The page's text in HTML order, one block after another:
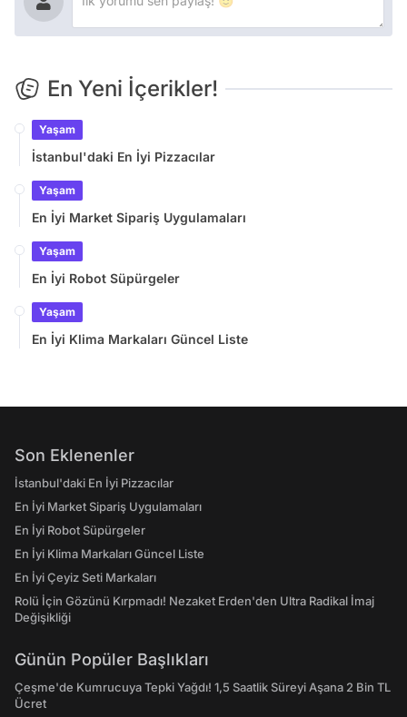
En Yeni İçerikler!
Yaşam
İstanbul'daki En İyi Pizzacılar
Yaşam
En İyi Market Sipariş Uygulamaları
Yaşam
En İyi Robot Süpürgeler
Yaşam
En İyi Klima Markaları Güncel Liste
Son Eklenenler
İstanbul'daki En İyi Pizzacılar
En İyi Market Sipariş Uygulamaları
En İyi Robot Süpürgeler
En İyi Klima Markaları Güncel Liste
En İyi Çeyiz Seti Markaları
Rolü İçin Gözünü Kırpmadı! Nezaket Erden'den Ultra Radikal İmaj
Değişikliği
Günün Popüler Başlıkları
Çeşme'de Kumrucuya Tepki Yağdı! 1,5 Saatlik Süreyi Aşana 2 Bin TL
Ücret